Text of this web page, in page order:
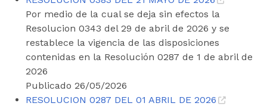
Por medio de la cual se deja sin efectos la
Resolucion 0343 del 29 de abril de 2026 y se
restablece la vigencia de las disposiciones
contenidas en la Resolución 0287 de 1 de abril de
2026
Publicado 26/05/2026
RESOLUCION 0287 DEL 01 ABRIL DE 2026